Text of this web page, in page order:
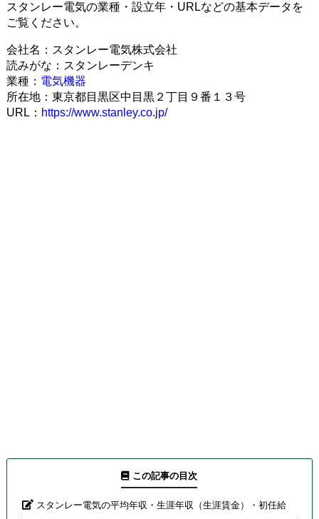
スタンレー電気の業種・設立年・URLなどの基本データを
ご覧ください。
会社名：スタンレー電気株式会社
読みがな：スタンレーデンキ
業種： 電気機器
所在地：東京都目黒区中目黒２丁目９番１３号
URL： https://www.stanley.co.jp/
この記事の目次
スタンレー電気の平均年収・生涯年収（生涯賃金）・初任給